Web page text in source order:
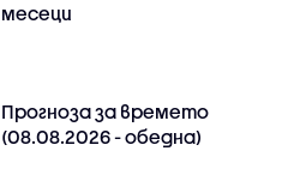
месеци
Прогноза за времето
(08.08.2026 - обедна)